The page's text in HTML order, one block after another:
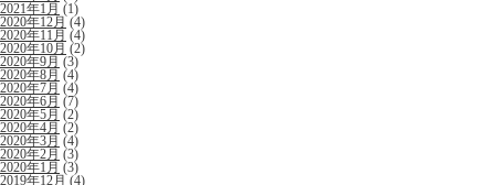
2021年1月 (1)
2020年12月(4)
2020年11月 (4)
2020年10月 (2)
2020年9月 (3)
2020年8月 (4)
2020年7月 (4)
2020年6月 (7)
2020年5月 (2)
2020年4月 (2)
2020年3月 (4)
2020年2月 (3)
2020年1月 (3)
2019年12月(4)